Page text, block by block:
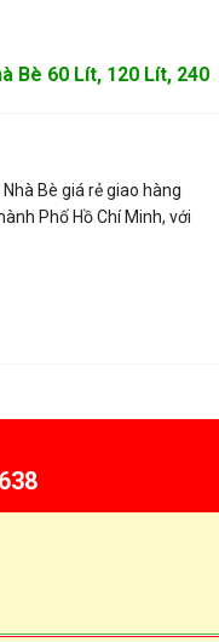
Bè 60 Lít, 120 Lít, 240
Bè giá rẻ giao hàng
Phố Hồ Chí Minh, với